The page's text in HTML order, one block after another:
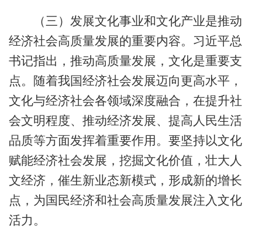
（三）发展文化事业和文化产业是推动
经济社会高质量发展的重要内容。习近平总
书记指出，推动高质量发展，文化是重要支
点。随着我国经济社会发展迈向更高水平，
文化与经济社会各领域深度融合，在提升社
会文明程度、推动经济发展、提高人民生活
品质等方面发挥着重要作用。要坚持以文化
赋能经济社会发展，挖掘文化价值，壮大人
文经济，催生新业态新模式，形成新的增长
点，为国民经济和社会高质量发展注入文化
活力。